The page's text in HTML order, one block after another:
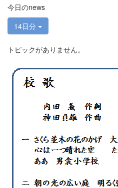
今日のnews
14日分
トピックがありません。